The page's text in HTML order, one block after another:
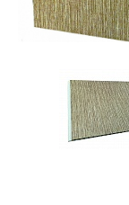
Honda
Hyundai
Шпатлевки,
Эмали
Магнитные